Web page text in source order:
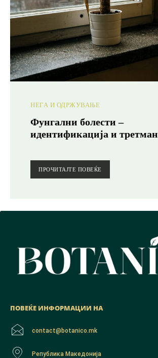
НЕГА И ОДРЖУВАЊЕ
Фунгални болести –
идентификација и третман
ПРОЧИТАЈТЕ ПОВЕЌЕ
ПОВЕЌЕ ИНФОРМАЦИИ НА
contact@botanico.mk
Република Македонија